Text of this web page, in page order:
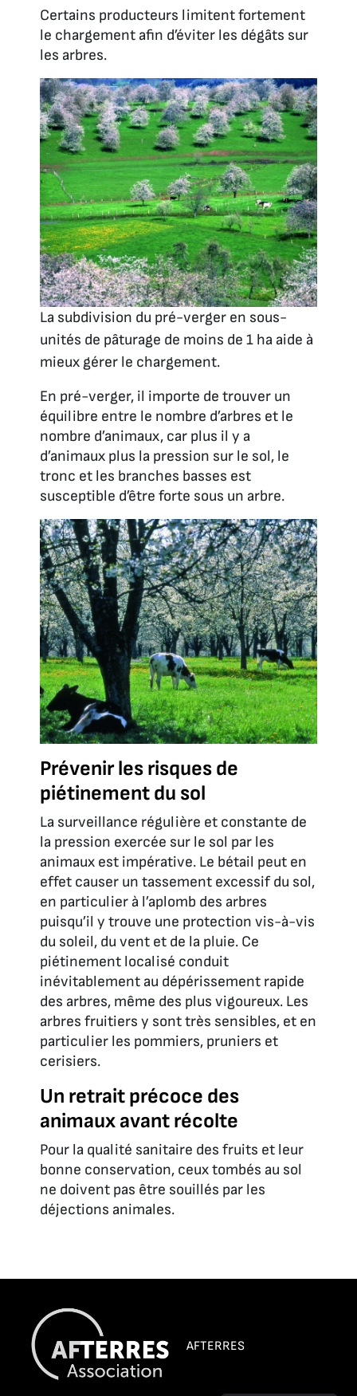
Certains producteurs limitent fortement
le chargement afin d’éviter les dégâts sur
les arbres.
La subdivision du pré-verger en sous-
unités de pâturage de moins de 1 ha aide à
mieux gérer le chargement.
En pré-verger, il importe de trouver un
équilibre entre le nombre d’arbres et le
nombre d’animaux, car plus il y a
d’animaux plus la pression sur le sol, le
tronc et les branches basses est
susceptible d’être forte sous un arbre.
Prévenir les risques de
piétinement du sol
La surveillance régulière et constante de
la pression exercée sur le sol par les
animaux est impérative. Le bétail peut en
effet causer un tassement excessif du sol,
en particulier à l’aplomb des arbres
puisqu’il y trouve une protection vis-à-vis
du soleil, du vent et de la pluie. Ce
piétinement localisé conduit
inévitablement au dépérissement rapide
des arbres, même des plus vigoureux. Les
arbres fruitiers y sont très sensibles, et en
particulier les pommiers, pruniers et
cerisiers.
Un retrait précoce des
animaux avant récolte
Pour la qualité sanitaire des fruits et leur
bonne conservation, ceux tombés au sol
ne doivent pas être souillés par les
déjections animales.
AFTERRES